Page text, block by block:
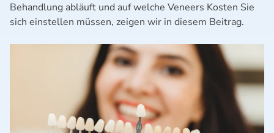
Behandlung abläuft und auf welche Veneers Kosten Sie
sich einstellen müssen, zeigen wir in diesem Beitrag.